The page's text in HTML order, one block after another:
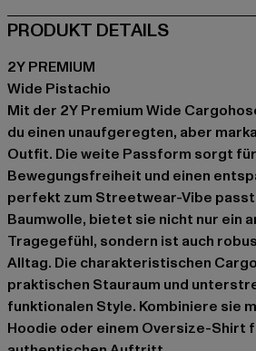
PRODUKT DETAILS
2Y PREMIUM
Wide Pistachio
Mit der 2Y Premium Wide
du einen unaufgeregten, aber
Outfit. Die weite Passform sorgt
Bewegungsfreiheit und einen
perfekt zum Streetwear-Vibe
Baumwolle, bietet sie nicht nur ein
Tragegefühl, sondern ist auch
Alltag. Die charakteristischen
praktischen Stauraum und
funktionalen Style. Kombiniere sie
Hoodie oder einem Oversize-Shirt